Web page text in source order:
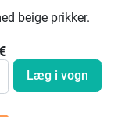
beige prikker.
Læg i vogn